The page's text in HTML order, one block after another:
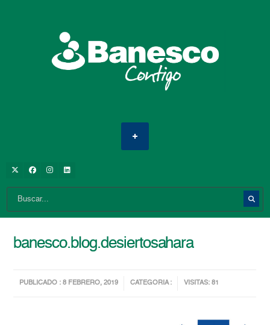
banesco.blog.desiertosahara
PUBLICADO : 8 FEBRERO, 2019 CATEGORIA : VISITAS: 81